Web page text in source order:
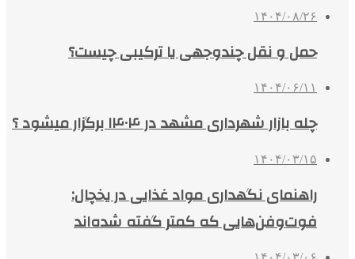
۱۴۰۴/۰۸/۲۶
حمل و نقل چندوجهی یا ترکیبی چیست؟
۱۴۰۴/۰۶/۱۱
چله بازار شهرداری مشهد در ۱۴۰۴ برگزار میشود ؟
۱۴۰۴/۰۳/۱۵
راهنمای نگهداری مواد غذایی در یخچال:
فوت‌وفن‌هایی که کمتر گفته شده‌اند